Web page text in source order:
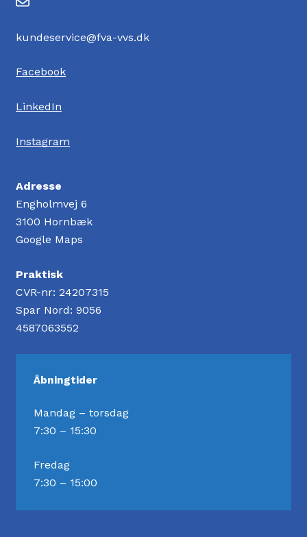
kundeservice@fva-vvs.dk
Facebook
LinkedIn
Instagram
Adresse
Engholmvej 6
3100 Hornbæk
Google Maps
Praktisk
CVR-nr: 24207315
Spar Nord: 9056
4587063552
Åbningtider
Mandag – torsdag
7:30 – 15:30
Fredag
7:30 – 15:00